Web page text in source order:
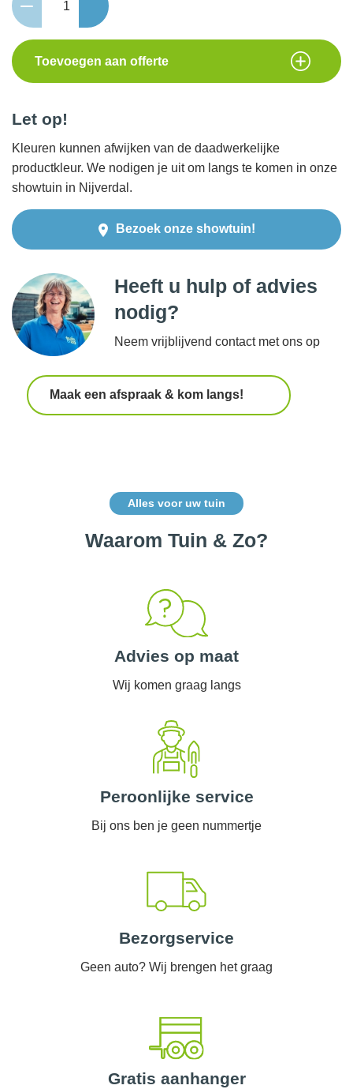
50
12V
(Zigbee)
Toevoegen aan offerte
Let op!
Kleuren kunnen afwijken van de daadwerkelijke
productkleur. We nodigen je uit om langs te komen in onze
showtuin in Nijverdal.
Bezoek onze showtuin!
Heeft u hulp of advies
nodig?
Neem vrijblijvend contact met ons op
Maak een afspraak & kom langs!
Alles voor uw tuin
Waarom Tuin & Zo?
Advies op maat
Wij komen graag langs
Peroonlijke service
Bij ons ben je geen nummertje
Bezorgservice
Geen auto? Wij brengen het graag
Gratis aanhanger